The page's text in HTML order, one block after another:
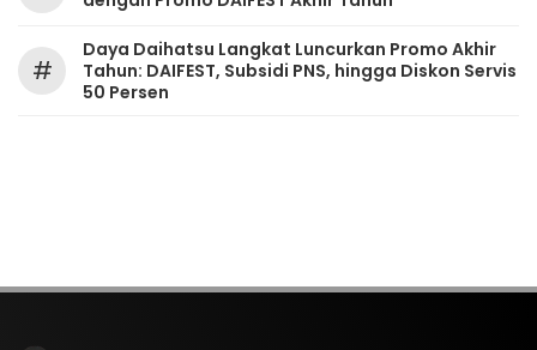
#
Daya Daihatsu Langkat Luncurkan Promo Akhir
Tahun: DAIFEST, Subsidi PNS, hingga Diskon Servis
50 Persen